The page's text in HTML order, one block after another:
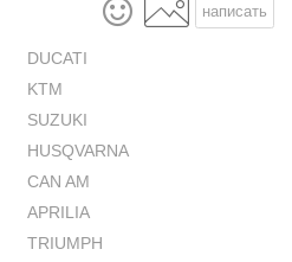
написать
DUCATI
KTM
SUZUKI
HUSQVARNA
CAN AM
APRILIA
TRIUMPH